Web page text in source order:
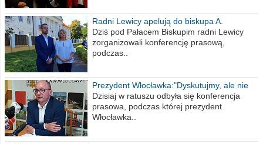
Radni Lewicy apelują do biskupa A.
Wiesława Meringa
Dziś pod Pałacem Biskupim radni Lewicy
zorganizowali konferencję prasową,
podczas..
Prezydent Włocławka:"Dyskutujmy, ale nie
obrażajmy się”
Dzisiaj w ratuszu odbyła się konferencja
prasowa, podczas której prezydent
Włocławka..